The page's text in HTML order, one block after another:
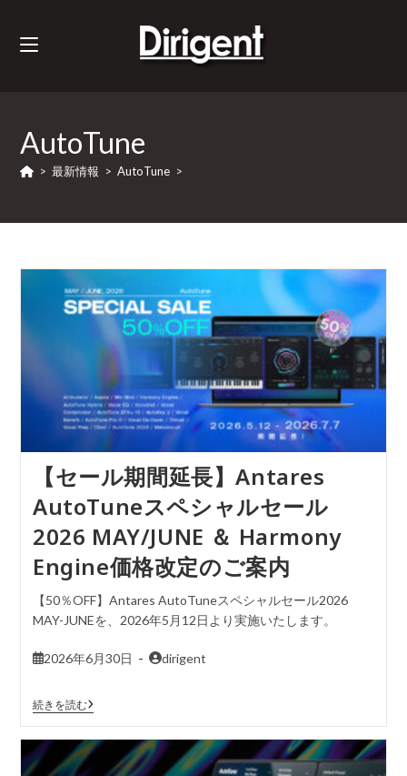
AutoTune
> 最新情報 > AutoTune >
【セール期間延長】Antares
AutoTuneスペシャルセール
2026 MAY/JUNE ＆ Harmony
Engine価格改定のご案内
【50％OFF】Antares AutoTuneスペシャルセール2026
MAY-JUNEを、2026年5月12日より実施いたします。
2026年6月30日 dirigent
続きを読む